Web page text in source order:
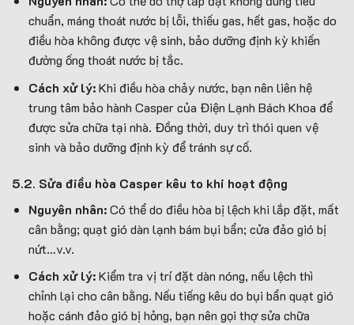
chuẩn, máng thoát nước bị lỗi, thiếu gas, hết gas, hoặc do
điều hòa không được vệ sinh, bảo dưỡng định kỳ khiến
đường ống thoát nước bị tắc.
Cách xử lý:Khi điều hòa chảy nước, bạn nên liên hệ
trung tâm bảo hành Casper của Điện Lạnh Bách Khoa để
được sửa chữa tại nhà. Đồng thời, duy trì thói quen vệ
sinh và bảo dưỡng định kỳ để tránh sự cố.
5.2. Sửa điều hòa Casper kêu to khi hoạt động
Nguyên nhân:Có thể do điều hòa bị lệch khi lắp đặt, mất
cân bằng; quạt gió dàn lạnh bám bụi bẩn; cửa đảo gió bị
nứt…v.v.
Cách xử lý:Kiểm tra vị trí đặt dàn nóng, nếu lệch thì
chỉnh lại cho cân bằng. Nếu tiếng kêu do bụi bẩn quạt gió
hoặc cánh đảo gió bị hỏng, bạn nên gọi thợ sửa chữa